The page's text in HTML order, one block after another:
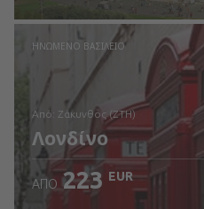
Ελέγξτε τις λεπτομέρειες
ΗΝΩΜΈΝΟ ΒΑΣΊΛΕΙΟ
από: Ζάκυνθος (ZTH)
Λονδίνο
ΑΠΌ 223 EUR